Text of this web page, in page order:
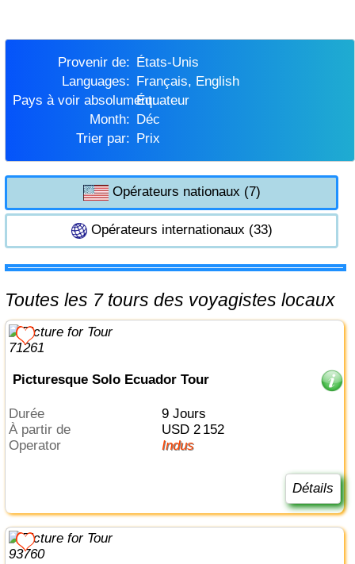
Provenir de:
États-Unis
Languages:
Français, English
Pays à voir absolument:Équateur
Month:
Déc
Trier par:
Prix
Opérateurs nationaux (7)
Opérateurs internationaux (33)
Toutes les 7 tours des voyagistes locaux
Picturesque Solo Ecuador Tour
Durée
9 Jours
à partir de
USD 2 152
Operator
Indus
Détails